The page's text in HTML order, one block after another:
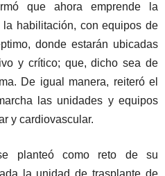
que ahora emprende la
habilitación, con equipos de
donde estarán ubicadas
y crítico; que, dicho sea de
De igual manera, reiteró el
las unidades y equipos
y cardiovascular.
planteó como reto de su